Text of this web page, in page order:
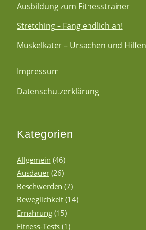
Ausbildung zum Fitnesstrainer
Stretching – Fang endlich an!
Muskelkater – Ursachen und Hilfen
Impressum
Datenschutzerklärung
Kategorien
Allgemein (46)
Ausdauer(26)
Beschwerden (7)
Beweglichkeit(14)
Ernährung(15)
Fitness-Tests(1)